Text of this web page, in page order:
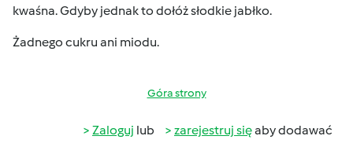
kwaśna. Gdyby jednak to dołóż słodkie jabłko.
Żadnego cukru ani miodu.
Góra strony
Zaloguj lub zarejestruj sięaby dodawać